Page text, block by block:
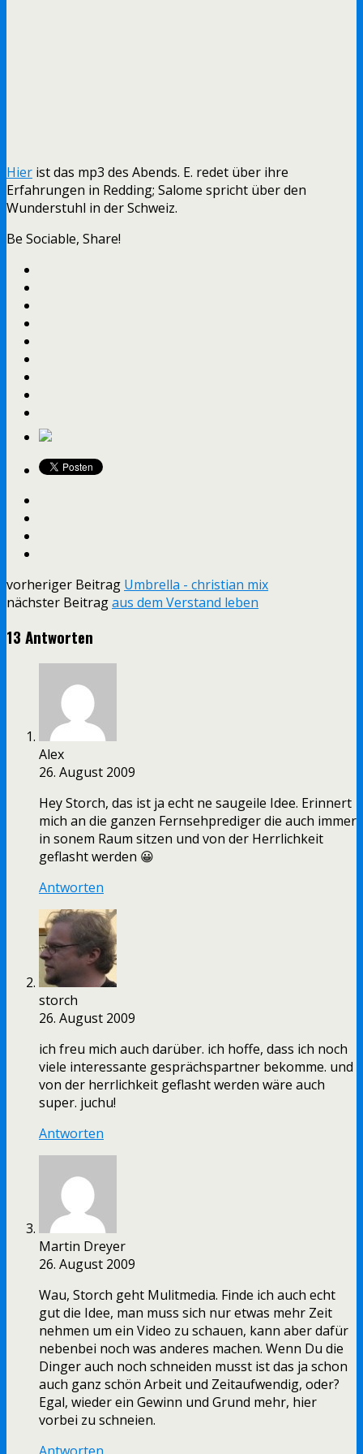
Hier ist das mp3 des Abends. E. redet über ihre
Erfahrungen in Redding; Salome spricht über den
Wunderstuhl in der Schweiz.
Be Sociable, Share!
vorheriger Beitrag Umbrella - christian mix
nächster Beitragaus dem Verstand leben
13 Antworten
Alex
26. August 2009
Hey Storch, das ist ja echt ne saugeile Idee. Erinnert
mich an die ganzen Fernsehprediger die auch immer
in sonem Raum sitzen und von der Herrlichkeit
geflasht werden 😀
Antworten
storch
26. August 2009
ich freu mich auch darüber. ich hoffe, dass ich noch
viele interessante gesprächspartner bekomme. und
von der herrlichkeit geflasht werden wäre auch
super. juchu!
Antworten
Martin Dreyer
26. August 2009
Wau, Storch geht Mulitmedia. Finde ich auch echt
gut die Idee, man muss sich nur etwas mehr Zeit
nehmen um ein Video zu schauen, kann aber dafür
nebenbei noch was anderes machen. Wenn Du die
Dinger auch noch schneiden musst ist das ja schon
auch ganz schön Arbeit und Zeitaufwendig, oder?
Egal, wieder ein Gewinn und Grund mehr, hier
vorbei zu schneien.